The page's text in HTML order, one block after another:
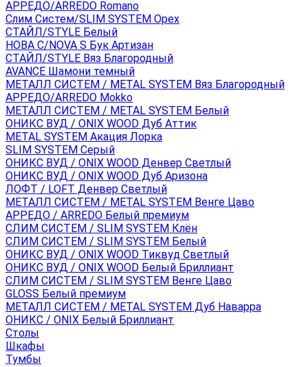
АРРЕДО/ARREDO Romano
Слим Систем/SLIM SYSTEM Орех
СТАЙЛ/STYLE Белый
НОВА С/NOVA S Бук Артизан
СТАЙЛ/STYLE Вяз Благородный
AVANCE Шамони темный
МЕТАЛЛ СИСТЕМ / METAL SYSTEM Вяз Благородный
АРРЕДО/ARREDO Mokko
МЕТАЛЛ СИСТЕМ / METAL SYSTEM Белый
ОНИКС ВУД / ONIX WOOD Дуб Аттик
METAL SYSTEM Акация Лорка
SLIM SYSTEM Серый
ОНИКС ВУД / ONIX WOOD Денвер Светлый
ОНИКС ВУД / ONIX WOOD Дуб Аризона
ЛОФТ / LOFT Денвер Светлый
МЕТАЛЛ СИСТЕМ / METAL SYSTEM Венге Цаво
АРРЕДО / ARREDO Белый премиум
СЛИМ СИСТЕМ / SLIM SYSTEM Клён
СЛИМ СИСТЕМ / SLIM SYSTEM Белый
ОНИКС ВУД / ONIX WOOD Тиквуд Светлый
ОНИКС ВУД / ONIX WOOD Белый Бриллиант
СЛИМ СИСТЕМ / SLIM SYSTEM Венге Цаво
GLOSS Белый премиум
МЕТАЛЛ СИСТЕМ / METAL SYSTEM Дуб Наварра
ОНИКС / ONIX Белый Бриллиант
Столы
Шкафы
Тумбы